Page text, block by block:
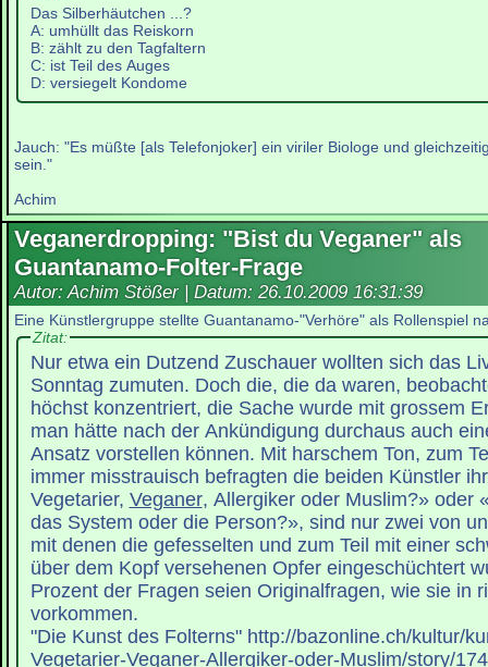
Das Silberhäutchen ...?
A: umhüllt das Reiskorn
B: zählt zu den Tagfaltern
C: ist Teil des Auges
D: versiegelt Kondome
Jauch: "Es müßte [als Telefonjoker] ein viriler Biologe und
sein."
Achim
Veganerdropping: "Bist du Veganer" als
Guantanamo-Folter-Frage
Autor: Achim Stößer | Datum: 26.10.2009 16:31:39
Eine Künstlergruppe stellte Guantanamo-"Verhöre" als Rollenspiel
Zitat:
Nur etwa ein Dutzend Zuschauer wollten sich das
Sonntag zumuten. Doch die, die da waren,
höchst konzentriert, die Sache wurde mit grossem
man hätte nach der Ankündigung durchaus auch
Ansatz vorstellen können. Mit harschem Ton, zum
immer misstrauisch befragten die beiden Künstler
Vegetarier, Veganer, Allergiker oder Muslim?» oder
das System oder die Person?», sind nur zwei von
mit denen die gefesselten und zum Teil mit einer
über dem Kopf versehenen Opfer eingeschüchtert
Prozent der Fragen seien Originalfragen, wie sie in
vorkommen.
"Die Kunst des Folterns" http://bazonline.ch/kultur/
Vegetarier-Veganer-Allergiker-oder-Muslim/story/